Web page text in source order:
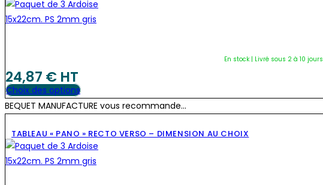
plusieurs
variations.
choisies
sur
page
du
En stock | Livré sous 2 à 10 jours
24,87 € HT
Choix des optionsCe
produit
plusieurs
variations.
Les
BEQUET MANUFACTURE vous recommande...
TABLEAU « PANO » RECTO VERSO – DIMENSION AU CHOIX